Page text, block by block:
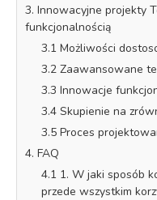
3. Innowacyjne projekty
funkcjonalnością
3.1 Możliwości
3.2 Zaawansowane
3.3 Innowacje
3.4 Skupienie na
3.5 Proces
4. FAQ
4.1 1. W jaki sposób
przede wszystkim